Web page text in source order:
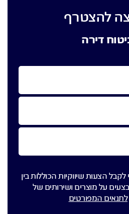
להצטרף
דירה
הצעות שיווקיות הכוללות בין
על מוצרים ושירותים של
לתנאים המפורטים